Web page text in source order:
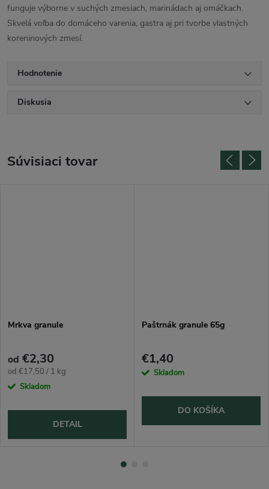
funguje výborne v suchých zmesiach, marinádach aj omáčkach.
Skvelá voľba do domáceho varenia, gastra aj pri tvorbe vlastných
koreninových zmesí.
Hodnotenie
Diskusia
Súvisiaci tovar
Mrkva granule
od €2,30
Jednotková
cena:
od €17,50 / 1 kg
Skladom
DETAIL
Paštrnák granule 65g
€1,40
Skladom
DO KOŠÍKA